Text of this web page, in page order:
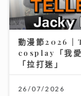
動漫節2026｜
cosplay「我
「拉打迷」
26/07/2026